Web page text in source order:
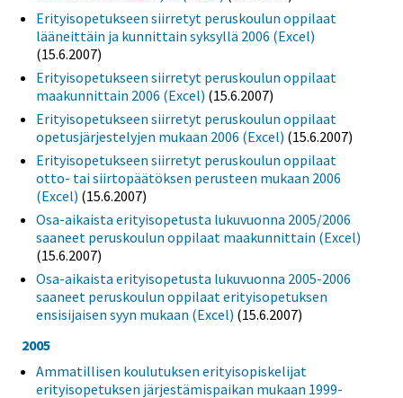
Erityisopetukseen siirretyt peruskoulun oppilaat
lääneittäin ja kunnittain syksyllä 2006 (Excel)
(15.6.2007)
Erityisopetukseen siirretyt peruskoulun oppilaat
maakunnittain 2006 (Excel) (15.6.2007)
Erityisopetukseen siirretyt peruskoulun oppilaat
opetusjärjestelyjen mukaan 2006 (Excel) (15.6.2007)
Erityisopetukseen siirretyt peruskoulun oppilaat
otto- tai siirtopäätöksen perusteen mukaan 2006
(Excel) (15.6.2007)
Osa-aikaista erityisopetusta lukuvuonna 2005/2006
saaneet peruskoulun oppilaat maakunnittain (Excel)
(15.6.2007)
Osa-aikaista erityisopetusta lukuvuonna 2005-2006
saaneet peruskoulun oppilaat erityisopetuksen
ensisijaisen syyn mukaan (Excel) (15.6.2007)
2005
Ammatillisen koulutuksen erityisopiskelijat
erityisopetuksen järjestämispaikan mukaan 1999-